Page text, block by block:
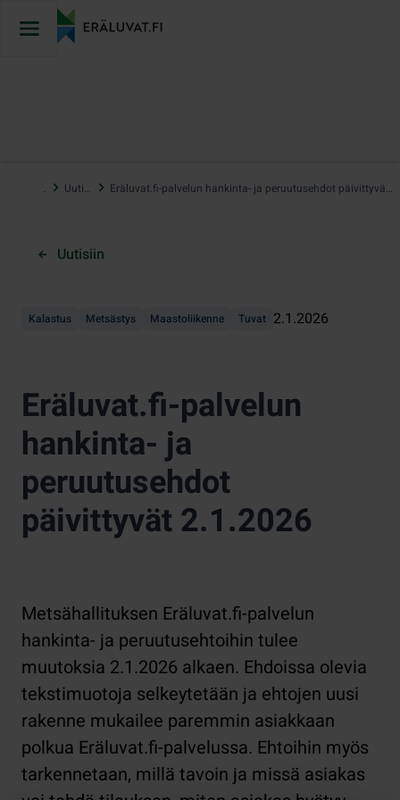
sisältöön
… Uutiset Eräluvat.fi-palvelun hankinta- ja peruutusehdot päivittyvät 2.1.2026
Uutisiin
Kalastus Metsästys Maastoliikenne Tuvat 2.1.2026
Eräluvat.fi-palvelun
hankinta- ja
peruutusehdot
päivittyvät 2.1.2026
Metsähallituksen Eräluvat.fi-palvelun
hankinta- ja peruutusehtoihin tulee
muutoksia 2.1.2026 alkaen. Ehdoissa olevia
tekstimuotoja selkeytetään ja ehtojen uusi
rakenne mukailee paremmin asiakkaan
polkua Eräluvat.fi-palvelussa. Ehtoihin myös
tarkennetaan, millä tavoin ja missä asiakas